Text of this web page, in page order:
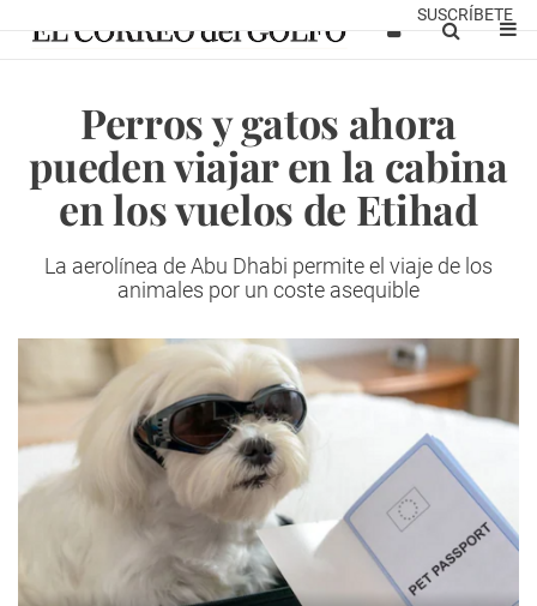
SUSCRÍBETE
Perros y gatos ahora
pueden viajar en la cabina
en los vuelos de Etihad
La aerolínea de Abu Dhabi permite el viaje de los
animales por un coste asequible